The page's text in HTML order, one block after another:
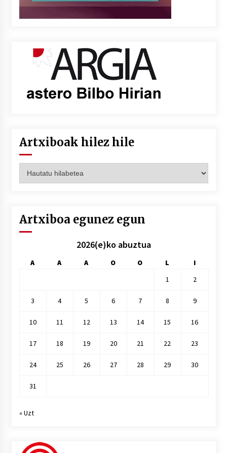
Artxiboak hilez hile
hilez
Artxiboa egunez egun
2026(e)ko abuztua
A A A O O L
I
1
2
3 4 5 6 7 8 9
10 11 12 13 14 15 16
17 18 19 20 21 22 23
24 25 26 27 28 29 30
31
« Uzt